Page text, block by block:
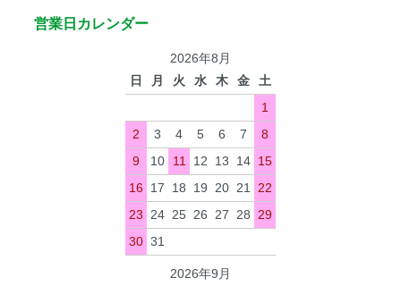
営業日カレンダー
2026年8月
日
月 火 水 木 金
土
1
2
3 4 5 6 7
8
9
10 11 12 13 14 15
16 17 18 19 20 21
22
23
24 25 26 27 28
29
30 31
2026年9月